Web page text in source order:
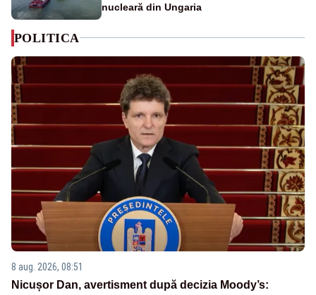
nucleară din Ungaria
POLITICA
8 aug. 2026, 08:51
Nicușor Dan, avertisment după decizia Moody’s: